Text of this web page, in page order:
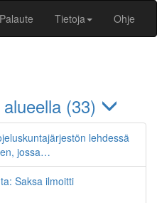
Palaute Tietoja Ohje
(33)
lehdessä
jossa…
Saksa ilmoitti